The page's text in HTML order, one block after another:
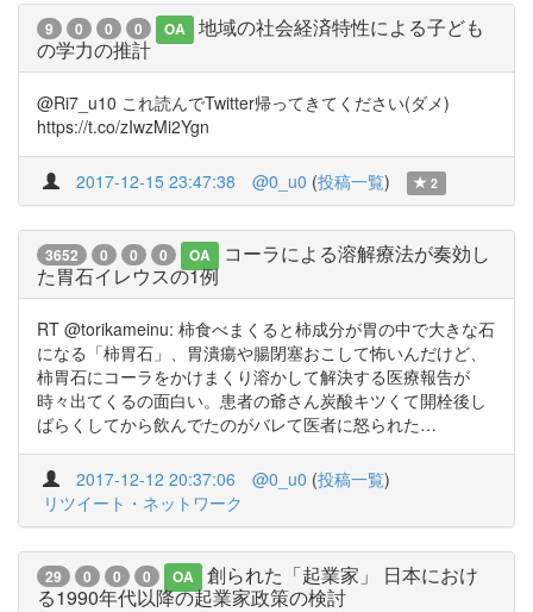
9 0 0 0 OA
地域の社会経済特性による子ども
の学力の推計
@Ri7_u10 これ読んでTwitter帰ってきてください(ダメ)
https://t.co/zIwzMi2Ygn
2017-12-15 23:47:38 @0_u0 (投稿一覧) 2
3652 0 0 0 OA
コーラによる溶解療法が奏効し
た胃石イレウスの1例
RT @torikameinu: 柿食べまくると柿成分が胃の中で大きな石
になる「柿胃石」、胃潰瘍や腸閉塞おこして怖いんだけど、
柿胃石にコーラをかけまくり溶かして解決する医療報告が
時々出てくるの面白い。患者の爺さん炭酸キツくて開栓後し
ばらくしてから飲んでたのがバレて医者に怒られた…
2017-12-12 20:37:06 @0_u0 (投稿一覧)
リツイート・ネットワーク
29 0 0 0 OA
創られた「起業家」 日本におけ
る1990年代以降の起業家政策の検討